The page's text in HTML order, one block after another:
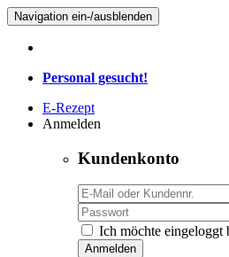
Navigation ein-/ausblenden
Personal gesucht!
E-Rezept
Anmelden
Kundenkonto
Ich möchte eingeloggt
Anmelden